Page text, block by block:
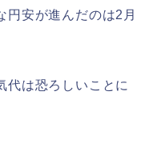
円安が進んだのは2月
代は恐ろしいことに